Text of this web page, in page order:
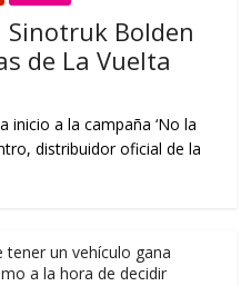
Sinotruk Bolden
de La Vuelta
inicio a la campaña ‘No la
distribuidor oficial de la
tener un vehículo gana
a la hora de decidir